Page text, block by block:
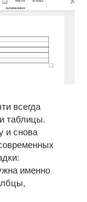
всегда
таблицы.
и снова
именно